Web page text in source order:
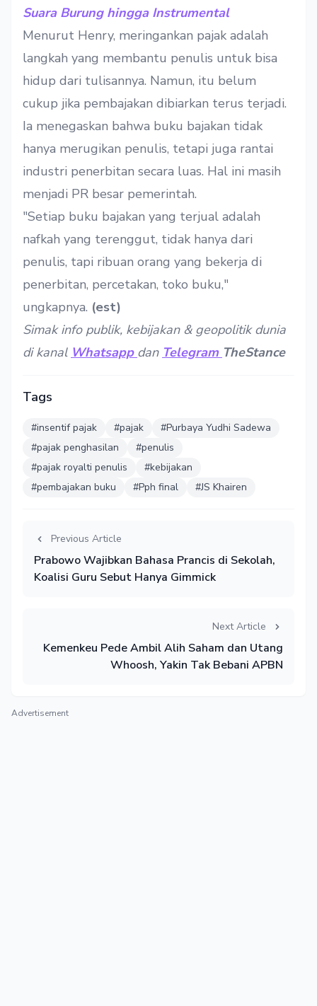
Suara Burung hingga Instrumental
Menurut Henry, meringankan pajak adalah
langkah yang membantu penulis untuk bisa
hidup dari tulisannya. Namun, itu belum
cukup jika pembajakan dibiarkan terus terjadi.
Ia menegaskan bahwa buku bajakan tidak
hanya merugikan penulis, tetapi juga rantai
industri penerbitan secara luas. Hal ini masih
menjadi PR besar pemerintah.
"Setiap buku bajakan yang terjual adalah
nafkah yang terenggut, tidak hanya dari
penulis, tapi ribuan orang yang bekerja di
penerbitan, percetakan, toko buku,"
ungkapnya. (est)
Simak info publik, kebijakan & geopolitik dunia
di kanal Whatsapp dan Telegram TheStance
Tags
#insentif pajak #pajak
#Purbaya Yudhi Sadewa
#pajak penghasilan
#penulis
#pajak royalti penulis
#kebijakan
#pembajakan buku
#Pph final #JS Khairen
Previous Article
Prabowo Wajibkan Bahasa Prancis di Sekolah,
Koalisi Guru Sebut Hanya Gimmick
Next Article
Kemenkeu Pede Ambil Alih Saham dan Utang
Whoosh, Yakin Tak Bebani APBN
Advertisement